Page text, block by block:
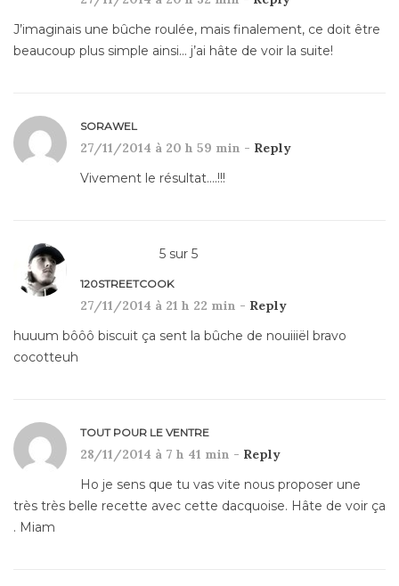
J’imaginais une bûche roulée, mais finalement, ce doit être
beaucoup plus simple ainsi… j’ai hâte de voir la suite!
SORAWEL
27/11/2014 à 20 h 59 min - Reply
Vivement le résultat….!!!
5 sur 5
120STREETCOOK
27/11/2014 à 21 h 22 min - Reply
huuum bôôô biscuit ça sent la bûche de nouiiiël bravo
cocotteuh
TOUT POUR LE VENTRE
28/11/2014 à 7 h 41 min - Reply
Ho je sens que tu vas vite nous proposer une
très très belle recette avec cette dacquoise. Hâte de voir ça
. Miam